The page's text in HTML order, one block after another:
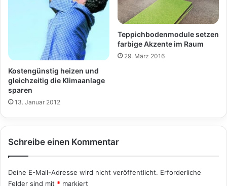
Kostengünstig heizen und
gleichzeitig die Klimaanlage
sparen
13. Januar 2012
Teppichbodenmodule setzen
farbige Akzente im Raum
29. März 2016
Schreibe einen Kommentar
Deine E-Mail-Adresse wird nicht veröffentlicht. Erforderliche
Felder sind mit * markiert